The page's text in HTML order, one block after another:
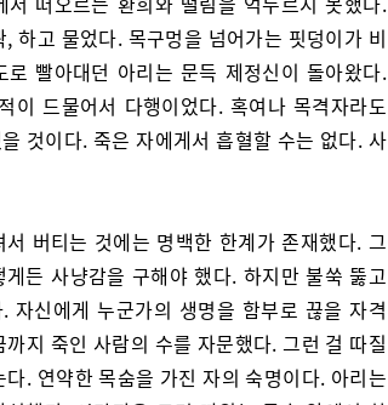
하고 물었다. 목구멍을 넘어가는 핏덩이가 비
빨아대던 아리는 문득 제정신이 돌아왔다.
이 드물어서 다행이었다. 혹여나 목격자라도
것이다. 죽은 자에게서 흡혈할 수는 없다. 사
버티는 것에는 명백한 한계가 존재했다. 그
든 사냥감을 구해야 했다. 하지만 불쑥 뚫고
자신에게 누군가의 생명을 함부로 끊을 자격
지 죽인 사람의 수를 자문했다. 그런 걸 따질
. 연약한 목숨을 가진 자의 숙명이다. 아리는